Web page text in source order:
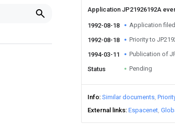
Application JP21926192A
1992-08-18 Application
1992-08-18 Priority to
1994-03-11 Publication of
Status Pending
Info Similar documents
External links Espacenet